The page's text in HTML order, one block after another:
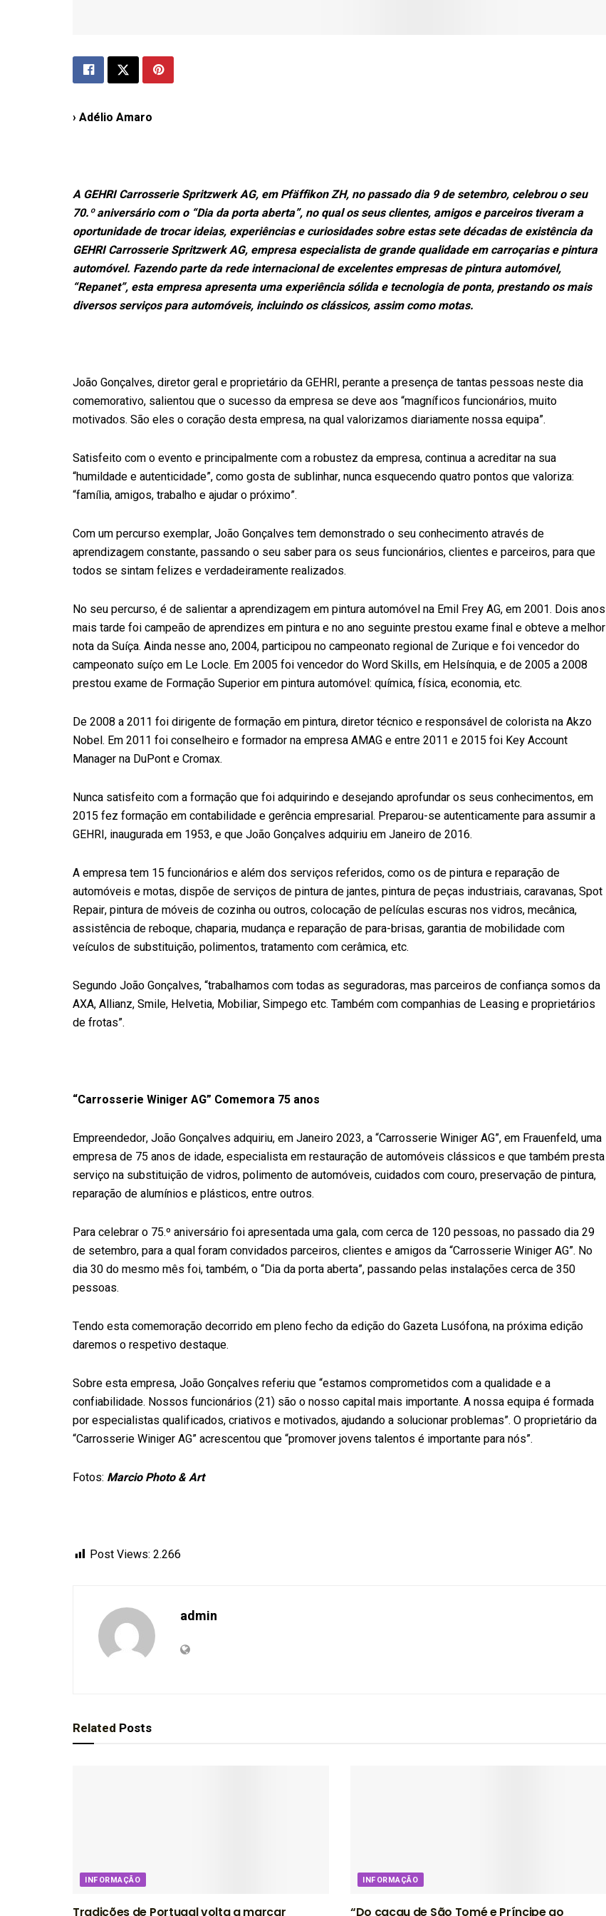
› Adélio Amaro
A GEHRI Carrosserie Spritzwerk AG, em Pfäffikon ZH, no passado dia 9 de setembro, celebrou o seu
70.º aniversário com o “Dia da porta aberta”, no qual os seus clientes, amigos e parceiros tiveram a
oportunidade de trocar ideias, experiências e curiosidades sobre estas sete décadas de existência da
GEHRI Carrosserie Spritzwerk AG, empresa especialista de grande qualidade em carroçarias e pintura
automóvel. Fazendo parte da rede internacional de excelentes empresas de pintura automóvel,
“Repanet”, esta empresa apresenta uma experiência sólida e tecnologia de ponta, prestando os mais
diversos serviços para automóveis, incluindo os clássicos, assim como motas.
João Gonçalves, diretor geral e proprietário da GEHRI, perante a presença de tantas pessoas neste dia
comemorativo, salientou que o sucesso da empresa se deve aos “magníficos funcionários, muito
motivados. São eles o coração desta empresa, na qual valorizamos diariamente nossa equipa”.
Satisfeito com o evento e principalmente com a robustez da empresa, continua a acreditar na sua
“humildade e autenticidade”, como gosta de sublinhar, nunca esquecendo quatro pontos que valoriza:
“família, amigos, trabalho e ajudar o próximo”.
Com um percurso exemplar, João Gonçalves tem demonstrado o seu conhecimento através de
aprendizagem constante, passando o seu saber para os seus funcionários, clientes e parceiros, para que
todos se sintam felizes e verdadeiramente realizados.
No seu percurso, é de salientar a aprendizagem em pintura automóvel na Emil Frey AG, em 2001. Dois anos
mais tarde foi campeão de aprendizes em pintura e no ano seguinte prestou exame final e obteve a melhor
nota da Suíça. Ainda nesse ano, 2004, participou no campeonato regional de Zurique e foi vencedor do
campeonato suíço em Le Locle. Em 2005 foi vencedor do Word Skills, em Helsínquia, e de 2005 a 2008
prestou exame de Formação Superior em pintura automóvel: química, física, economia, etc.
De 2008 a 2011 foi dirigente de formação em pintura, diretor técnico e responsável de colorista na Akzo
Nobel. Em 2011 foi conselheiro e formador na empresa AMAG e entre 2011 e 2015 foi Key Account
Manager na DuPont e Cromax.
Nunca satisfeito com a formação que foi adquirindo e desejando aprofundar os seus conhecimentos, em
2015 fez formação em contabilidade e gerência empresarial. Preparou-se autenticamente para assumir a
GEHRI, inaugurada em 1953, e que João Gonçalves adquiriu em Janeiro de 2016.
A empresa tem 15 funcionários e além dos serviços referidos, como os de pintura e reparação de
automóveis e motas, dispõe de serviços de pintura de jantes, pintura de peças industriais, caravanas, Spot
Repair, pintura de móveis de cozinha ou outros, colocação de películas escuras nos vidros, mecânica,
assistência de reboque, chaparia, mudança e reparação de para-brisas, garantia de mobilidade com
veículos de substituição, polimentos, tratamento com cerâmica, etc.
Segundo João Gonçalves, “trabalhamos com todas as seguradoras, mas parceiros de confiança somos da
AXA, Allianz, Smile, Helvetia, Mobiliar, Simpego etc. Também com companhias de Leasing e proprietários
de frotas”.
“Carrosserie Winiger AG” Comemora 75 anos
Empreendedor, João Gonçalves adquiriu, em Janeiro 2023, a “Carrosserie Winiger AG”, em Frauenfeld, uma
empresa de 75 anos de idade, especialista em restauração de automóveis clássicos e que também presta
serviço na substituição de vidros, polimento de automóveis, cuidados com couro, preservação de pintura,
reparação de alumínios e plásticos, entre outros.
Para celebrar o 75.º aniversário foi apresentada uma gala, com cerca de 120 pessoas, no passado dia 29
de setembro, para a qual foram convidados parceiros, clientes e amigos da “Carrosserie Winiger AG”. No
dia 30 do mesmo mês foi, também, o “Dia da porta aberta”, passando pelas instalações cerca de 350
pessoas.
Tendo esta comemoração decorrido em pleno fecho da edição do Gazeta Lusófona, na próxima edição
daremos o respetivo destaque.
Sobre esta empresa, João Gonçalves referiu que “estamos comprometidos com a qualidade e a
confiabilidade. Nossos funcionários (21) são o nosso capital mais importante. A nossa equipa é formada
por especialistas qualificados, criativos e motivados, ajudando a solucionar problemas”. O proprietário da
“Carrosserie Winiger AG” acrescentou que “promover jovens talentos é importante para nós”.
Fotos: Marcio Photo & Art
Post Views: 2.266
admin
Related Posts
INFORMAÇÃO
Tradições de Portugal volta a marcar
INFORMAÇÃO
“Do cacau de São Tomé e Príncipe ao